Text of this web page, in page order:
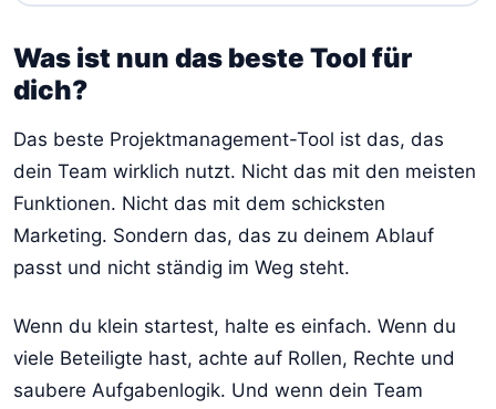
Was ist nun das beste Tool für
dich?
Das beste Projektmanagement-Tool ist das, das
dein Team wirklich nutzt. Nicht das mit den meisten
Funktionen. Nicht das mit dem schicksten
Marketing. Sondern das, das zu deinem Ablauf
passt und nicht ständig im Weg steht.
Wenn du klein startest, halte es einfach. Wenn du
viele Beteiligte hast, achte auf Rollen, Rechte und
saubere Aufgabenlogik. Und wenn dein Team